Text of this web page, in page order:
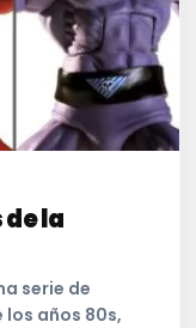
la
serie de
años 80s,